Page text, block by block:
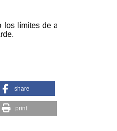
share
print